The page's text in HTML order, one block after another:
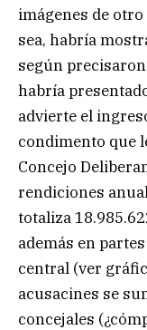
imágenes de
sea, habría
según
habría
advierte el
condimento que
Concejo
rendiciones
totaliza
además en
central (ver
acusacines se
concejales